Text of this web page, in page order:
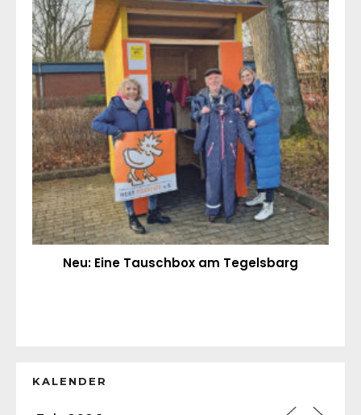
Neu: Eine Tauschbox am Tegelsbarg
KALENDER